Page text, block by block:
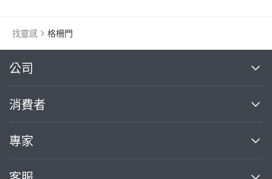
找靈感 格柵門
公司
關於我們
部落格
加入我們
消費者
買服務
專家
案件中心
繼續完成